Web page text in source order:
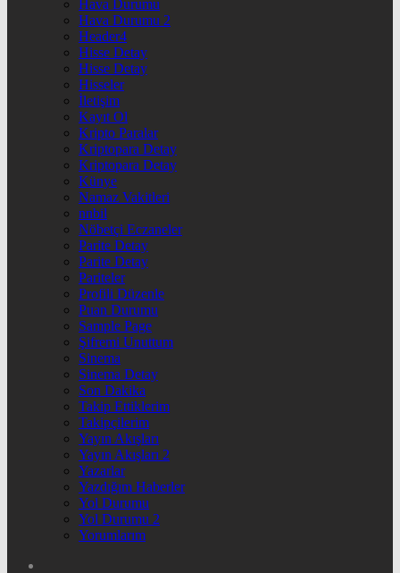
Hava Durumu
Hava Durumu 2
Header4
Hisse Detay
Hisse Detay
Hisseler
İletişim
Kayıt Ol
Kripto Paralar
Kriptopara Detay
Kriptopara Detay
Künye
Namaz Vakitleri
nnbil
Nöbetçi Eczaneler
Parite Detay
Parite Detay
Pariteler
Profili Düzenle
Puan Durumu
Sample Page
Şifremi Unuttum
Sinema
Sinema Detay
Son Dakika
Takip Ettiklerim
Takipçilerim
Yayın Akışları
Yayın Akışları 2
Yazarlar
Yazdığım Haberler
Yol Durumu
Yol Durumu 2
Yorumlarım